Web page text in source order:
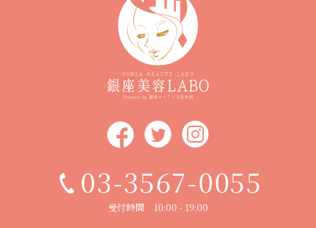
03-3567-0055
受付時間 10:00 - 19:00